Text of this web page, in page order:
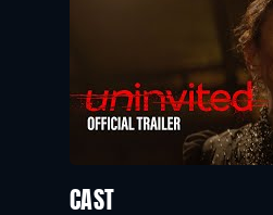
CAST